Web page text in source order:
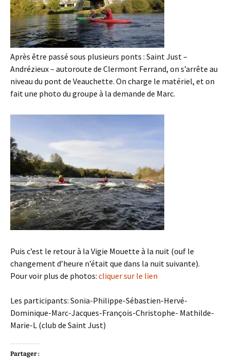
Après être passé sous plusieurs ponts : Saint Just –
Andrézieux – autoroute de Clermont Ferrand, on s’arrête au
niveau du pont de Veauchette. On charge le matériel, et on
fait une photo du groupe à la demande de Marc.
Puis c’est le retour à la Vigie Mouette à la nuit (ouf le
changement d’heure n’était que dans la nuit suivante).
Pour voir plus de photos: cliquer sur le lien
Les participants: Sonia-Philippe-Sébastien-Hervé-
Dominique-Marc-Jacques-François-Christophe- Mathilde-
Marie-L (club de Saint Just)
Partager :